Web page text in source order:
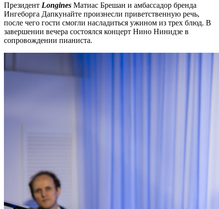
Президент Longines Матиас Брешан и амбассадор бренда
Ингеборга Дапкунайте произнесли приветственную речь,
после чего гости смогли насладиться ужином из трех блюд. В
завершении вечера состоялся концерт Нино Нинидзе в
сопровождении пианиста.